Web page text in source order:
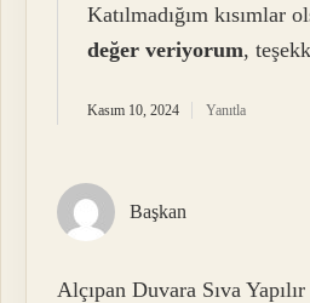
Katılmadığım kısımlar
değer veriyorum,
Kasım 10, 2024 Yanıtla
Başkan
Alçıpan Duvara Sıva